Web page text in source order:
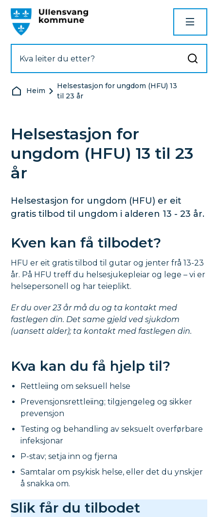
Du er her:
Heim
Helsestasjon for ungdom (HFU) 13
til 23 år
Helsestasjon for
ungdom (HFU) 13 til 23
år
Helsestasjon for ungdom (HFU) er eit
gratis tilbod til ungdom i alderen 13 - 23 år.
Kven kan få tilbodet?
HFU er eit gratis tilbod til gutar og jenter frå 13-23
år. På HFU treff du helsesjukepleiar og lege – vi er
helsepersonell og har teieplikt.
Er du over 23 år må du og ta kontakt med
fastlegen din. Det same gjeld ved sjukdom
(uansett alder); ta kontakt med fastlegen din.
Kva kan du få hjelp til?
Rettleiing om seksuell helse
Prevensjonsrettleiing; tilgjengeleg og sikker
prevensjon
Testing og behandling av seksuelt overførbare
infeksjonar
P-stav; setja inn og fjerna
Samtalar om psykisk helse, eller det du ynskjer
å snakka om.
Slik får du tilbodet